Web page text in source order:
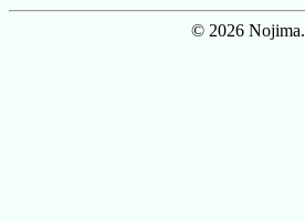
© 2026 Nojima.